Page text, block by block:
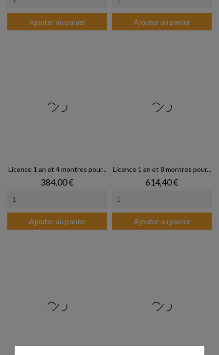
Ajouter au panier Ajouter au panier
Licence 1 an et 4 montres pour...
Prix
384,00 €
Ajouter au panier
Licence 1 an et 8 montres pour...
Prix
614,40 €
Ajouter au panier